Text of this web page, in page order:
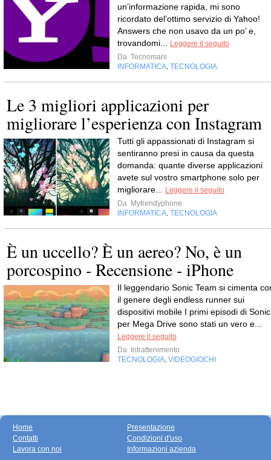
un’informazione rapida, mi sono
ricordato del’ottimo servizio di Yahoo!
Answers che non usavo da un po’ e,
trovandomi...
Leggere il seguito
Da Tecnomani
INFORMATICA TECNOLOGIA
Le 3 migliori applicazioni per
migliorare l’esperienza con Instagram
Tutti gli appassionati di Instagram si
sentiranno presi in causa da questa
domanda: quante diverse applicazioni
avete sul vostro smartphone solo per
migliorare...
Leggere il seguito
Da Mytrendyphone
INFORMATICA TECNOLOGIA
È un uccello? È un aereo? No, è un
porcospino - Recensione - iPhone
Il leggendario Sonic Team si cimenta
il genere degli endless runner sui
dispositivi mobile I primi episodi di Sonic
per Mega Drive sono stati un vero e...
Leggere il seguito
Da
Intrattenimento
TECNOLOGIA VIDEOGIOCHI
Home
Contatti
Lavora con noi
Presentazione
Condizioni d'uso
Informazioni azienda